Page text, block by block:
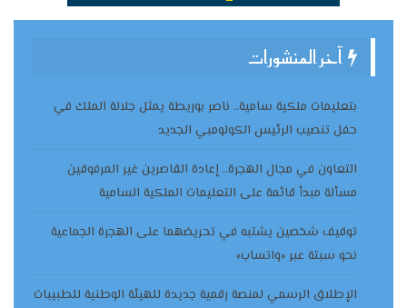
آخر المنشورات
بتعليمات ملكية سامية.. ناصر بوريطة يمثل جلالة الملك في
حفل تنصيب الرئيس الكولومبي الجديد
التعاون في مجال الهجرة.. إعادة القاصرين غير المرفوقين
مسألة مبدأ قائمة على التعليمات الملكية السامية
توقيف شخصين يشتبه في تحريضهما على الهجرة الجماعية
نحو سبتة عبر «واتساب»
الإطلاق الرسمي لمنصة رقمية جديدة للهيئة الوطنية للطبيبات